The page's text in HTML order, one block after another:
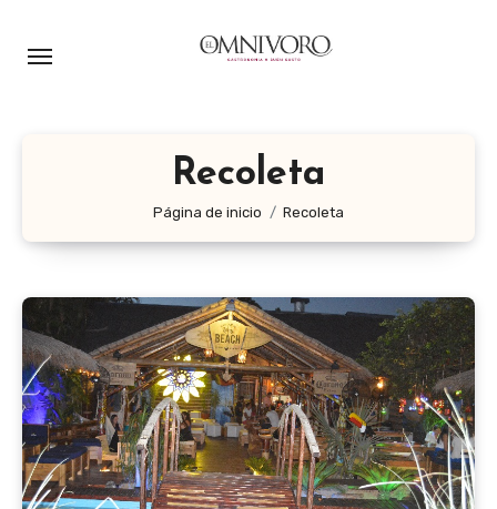
Recoleta
Página de inicio Recoleta